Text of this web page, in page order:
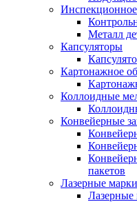
Металл
Капсуляторы
Картонажное
Коллоидные
Конвейерные
пакетов
Лазерные